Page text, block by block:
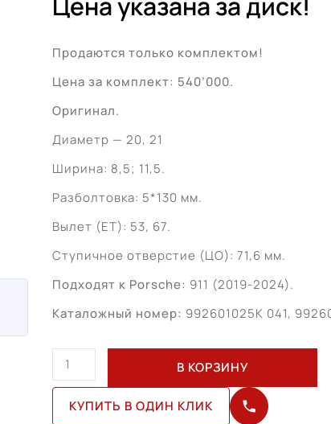
Продаются только комплектом!
Цена за комплект: 540’000.
Оригинал.
Диаметр — 20, 21
Ширина: 8,5; 11,5.
Разболтовка: 5*130 мм.
Вылет (ET): 53, 67.
Ступичное отверстие (ЦО): 71,6 мм.
Подходят к Porsche: 911 (2019-2024).
Каталожный номер: 992601025K 041,
Количество
товара
Porsche
911
В КОРЗИНУ
КУПИТЬ В ОДИН КЛИК